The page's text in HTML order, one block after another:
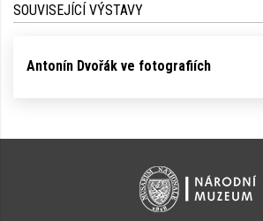
SOUVISEJÍCÍ VÝSTAVY
Antonín Dvořák ve fotografiích